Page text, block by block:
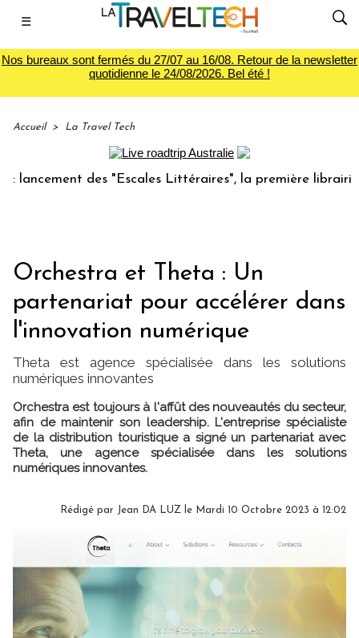
☰
Nos bureaux sont fermés du 27/07 au 16/08. Retour de la newsletter
quotidienne le 24/08/2026. Bel été !
Accueil > La Travel Tech
des "Escales Littéraires", la première librairie du
Orchestra et Theta : Un
partenariat pour accélérer dans
l'innovation numérique
Theta est agence spécialisée dans les solutions
numériques innovantes
Orchestra est toujours à l'affût des nouveautés du secteur,
afin de maintenir son leadership. L'entreprise spécialiste
de la distribution touristique a signé un partenariat avec
Theta, une agence spécialisée dans les solutions
numériques innovantes.
Rédigé par Jean DA LUZ le Mardi 10 Octobre 2023 à 12:02